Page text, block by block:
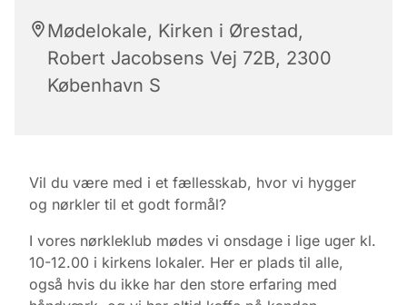
Mødelokale, Kirken i Ørestad,
Robert Jacobsens Vej 72B, 2300
København S
Vil du være med i et fællesskab, hvor vi hygger
og nørkler til et godt formål?
I vores nørkleklub mødes vi onsdage i lige uger kl.
10-12.00 i kirkens lokaler. Her er plads til alle,
også hvis du ikke har den store erfaring med